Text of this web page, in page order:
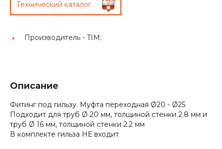
Технический каталог
Производитель - TIM;
Описание
Фитинг под гильзу. Муфта переходная Ø20 - Ø25
Подходит для труб Ø 20 мм, толщиной стенки 2.8 мм и
труб Ø 16 мм, толщиной стенки 2.2 мм
В комплекте гильза НЕ входит